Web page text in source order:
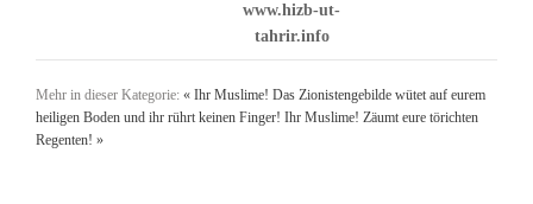
www.hizb-ut-
tahrir.info
Mehr in dieser Kategorie: « Ihr Muslime! Das Zionistengebilde wütet auf eurem
heiligen Boden und ihr rührt keinen Finger! Ihr Muslime! Zäumt eure törichten
Regenten! »